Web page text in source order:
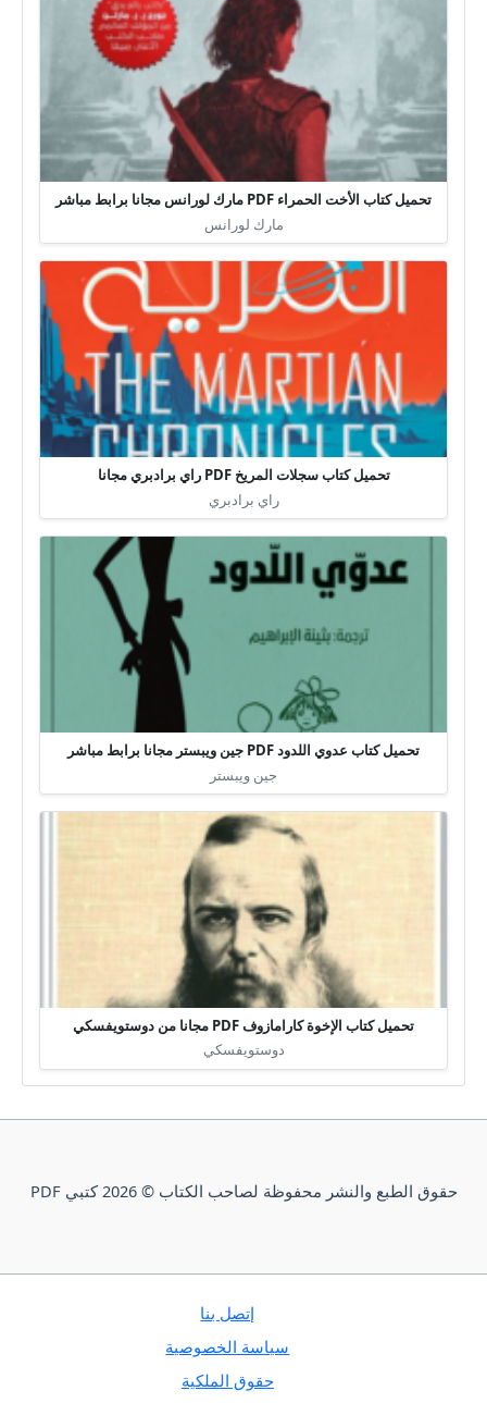
تحميل كتاب الأخت الحمراء PDF مارك لورانس مجانا برابط مباشر
مارك لورانس
تحميل كتاب سجلات المريخ PDF راي برادبري مجانا
راي برادبري
تحميل كتاب عدوي اللدود PDF جين ويبستر مجانا برابط مباشر
جين ويبستر
تحميل كتاب الإخوة كارامازوف PDF مجانا من دوستويفسكي
دوستويفسكي
حقوق الطبع والنشر محفوظة لصاحب الكتاب © 2026 كتبي PDF
إتصل بنا
سياسة الخصوصية
حقوق الملكية